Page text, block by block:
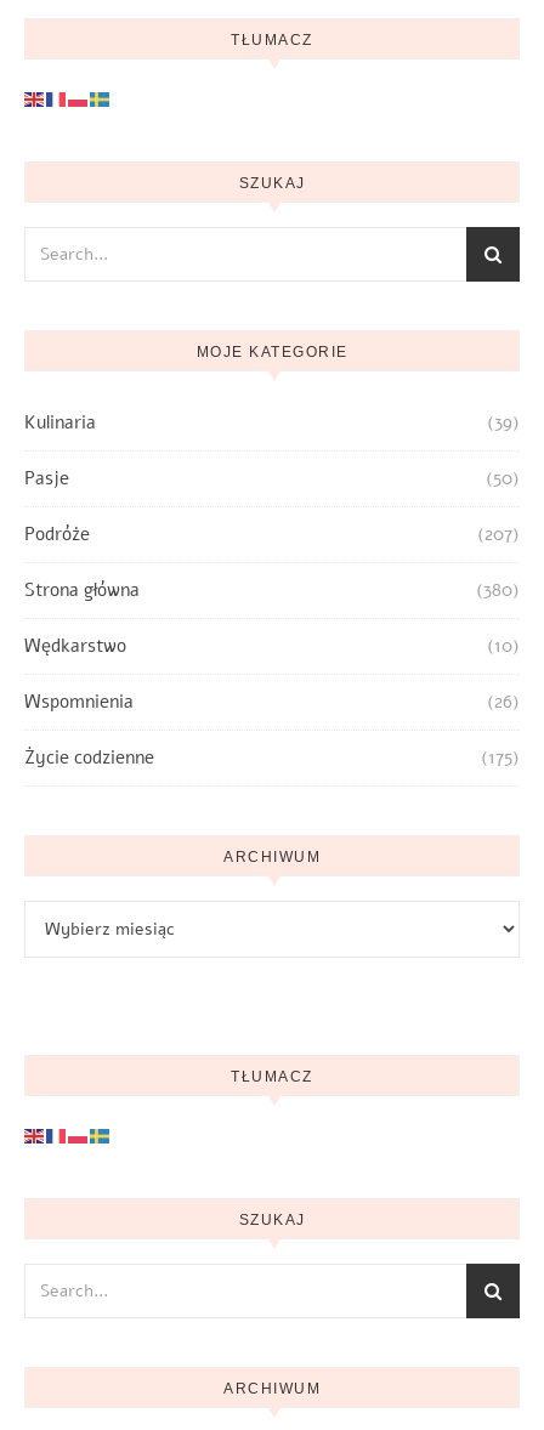
TŁUMACZ
SZUKAJ
MOJE KATEGORIE
Kulinaria (39)
Pasje (50)
Podróże (207)
Strona główna (380)
Wędkarstwo (10)
Wspomnienia (26)
Życie codzienne (175)
ARCHIWUM
TŁUMACZ
SZUKAJ
ARCHIWUM